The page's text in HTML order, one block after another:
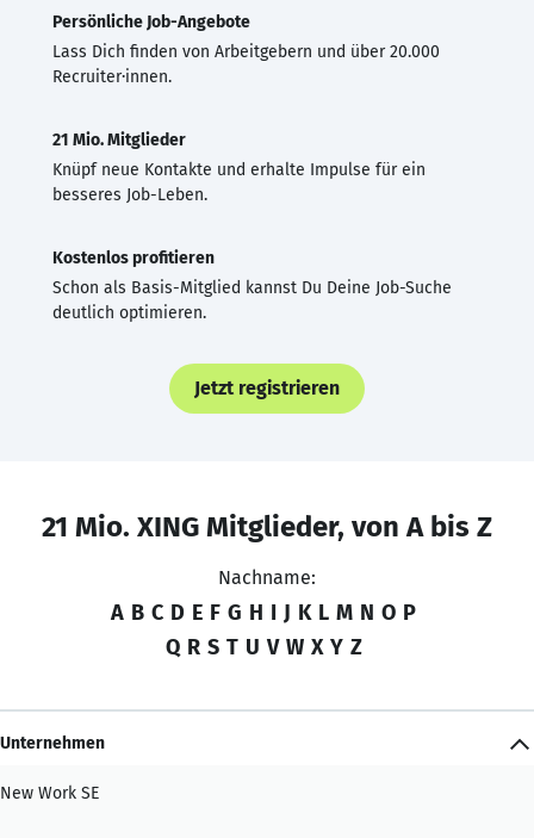
Persönliche Job-Angebote
Lass Dich finden von Arbeitgebern und über 20.000
Recruiter·innen.
21 Mio. Mitglieder
Knüpf neue Kontakte und erhalte Impulse für ein
besseres Job-Leben.
Kostenlos profitieren
Schon als Basis-Mitglied kannst Du Deine Job-Suche
deutlich optimieren.
Jetzt registrieren
21 Mio. XING Mitglieder, von A bis Z
Nachname:
A B C D E F G H I J K L M N O P
Q R S T U V W X Y Z
Unternehmen
New Work SE